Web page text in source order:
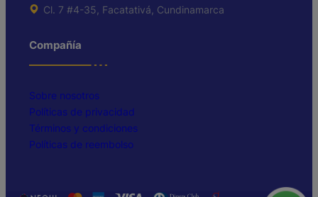
Cl. 7 #4-35, Facatativá, Cundinamarca
Compañía
Sobre nosotros
Políticas de privacidad
Términos y condiciones
Políticas de reembolso